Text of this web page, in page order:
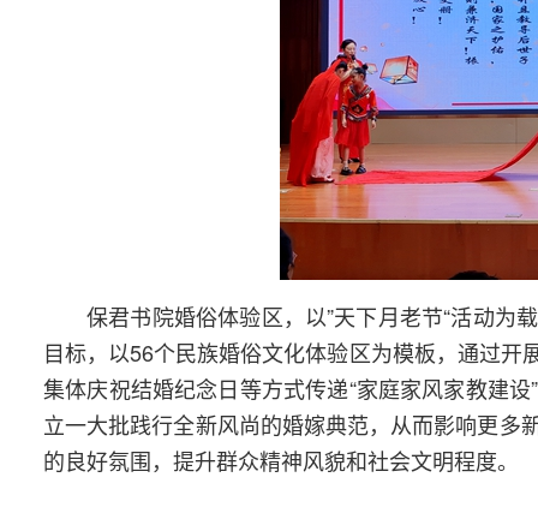
保君书院婚俗体验区，以”天下月老节“活动
目标，以56个民族婚俗文化体验区为模板，通过
集体庆祝结婚纪念日等方式传递“家庭家风家教建
立一大批践行全新风尚的婚嫁典范，从而影响更
的良好氛围，提升群众精神风貌和社会文明程度。